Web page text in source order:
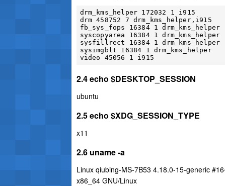
drm_kms_helper 172032 1 i915
drm 458752 7 drm_kms_helper,i915
fb_sys_fops 16384 1 drm_kms_helper
syscopyarea 16384 1 drm_kms_helper
sysfillrect 16384 1 drm_kms_helper
sysimgblt 16384 1 drm_kms_helper
2.4 echo $DESKTOP_SESSION
ubuntu
2.5 echo $XDG_SESSION_TYPE
x11
2.6 uname -a
Linux qiubing-MS-7B53 4.18.0-15-generic
x86_64 GNU/Linux